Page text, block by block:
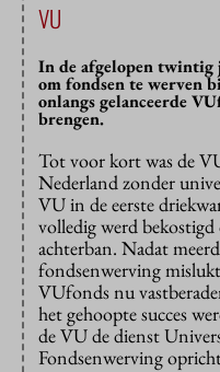
VU
In de afgelopen twintig
om fondsen te werven
onlangs gelanceerde
brengen.
Tot voor kort was de
Nederland zonder
VU in de eerste
volledig werd
achterban. Nadat
fondsenwerving
VUfonds nu
het gehoopte succes
de VU de dienst
Fondsenwerving